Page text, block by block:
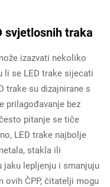
svjetlosnih traka
izazvati nekoliko
li se LED trake sijecati
trake su dizajnirane s
prilagođavanje bez
pitanje se tiče
LED trake najbolje
stakla ili
jaku lepljenju i smanjuju
ovih ČPP, čitatelji mogu